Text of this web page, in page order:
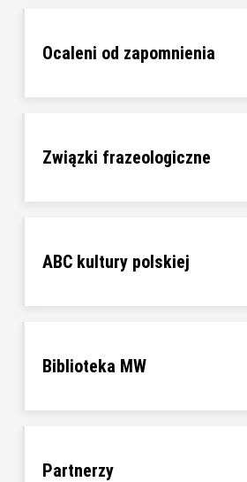
Ocaleni od zapomnienia
Związki frazeologiczne
ABC kultury polskiej
Biblioteka MW
Partnerzy